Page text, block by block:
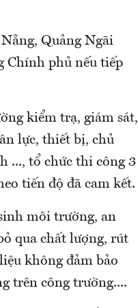
Quảng Ngãi
Chính phủ nếu tiếp
kiểm trạ, giám sát,
lực, thiết bị, chủ
..., tổ chức thi công 3
tiến độ đã cam kết.
môi trường, an
qua chất lượng, rút
không đảm bảo
trên công trường....